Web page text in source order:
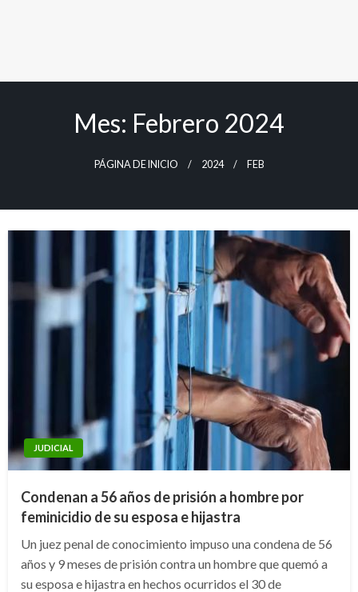
Mes: Febrero 2024
PÁGINA DE INICIO 2024 FEB
JUDICIAL
Condenan a 56 años de prisión a hombre por
feminicidio de su esposa e hijastra
Un juez penal de conocimiento impuso una condena de 56
años y 9 meses de prisión contra un hombre que quemó a
su esposa e hijastra en hechos ocurridos el 30 de